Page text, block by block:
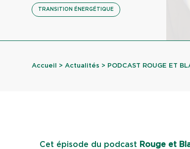
TRANSITION ÉNERGÉTIQUE
Accueil > Actualités > PODCAST ROUGE ET
Cet épisode du podcast Rouge et